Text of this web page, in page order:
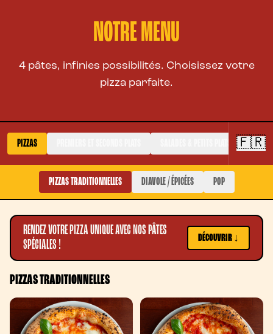
NOTRE MENU
4 pâtes, infinies possibilités. Choisissez votre
pizza parfaite.
PIZZAS 🇫🇷
PIZZAS TRADITIONNELLES DIAVOLE / ÉPICÉES POP
RENDEZ VOTRE PIZZA UNIQUE AVEC NOS PÂTES
SPÉCIALES !
DÉCOUVRIR ↓
PIZZAS TRADITIONNELLES